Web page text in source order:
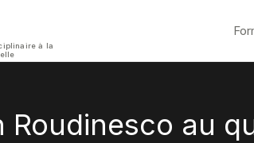
à la
Roudinesco au